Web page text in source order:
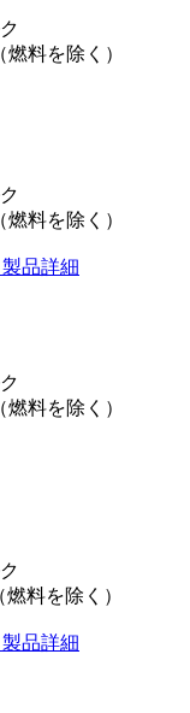
料を除く）
料を除く）
製品詳細
料を除く）
料を除く）
製品詳細